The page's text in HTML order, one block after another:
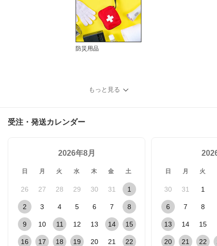
防災用品
もっと見る
受注・発送カレンダー
2026年8月
日 月 火 水 木 金 土
26 27 28 29 30 31 1
2 3 4 5 6 7 8
9 10 11 12 13 14 15
16 17 18 19 20 21 22
日 月 火
30 31 1
6 7 8
13 14 15
20 21 22